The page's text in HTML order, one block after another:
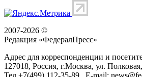
2007-2026 ©
Редакция «ФедералПресс»
Адрес для корреспонденции и
127018, Россия, г.Москва, ул.
Тел.+7(499) 112-35-89 E-mail: